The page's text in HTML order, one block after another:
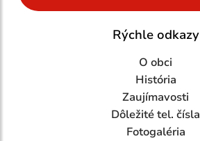
Rýchle odkazy
O obci
História
Zaujímavosti
Dôležité tel. čísla
Fotogaléria